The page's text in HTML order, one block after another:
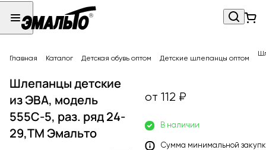
Главная Каталог Детская обувь оптом Детские шлепанцы оптом
Шлепанцы детские
из ЭВА, модель
555C-5, раз. ряд 24-
29,ТМ Эмальто
от 112 ₽
В наличии
Сумма минимальной